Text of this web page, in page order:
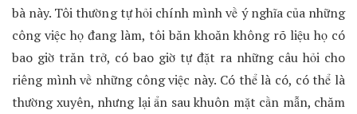
bà này. Tôi thường tự hỏi chính mình về ý nghĩa của những
công việc họ đang làm, tôi băn khoăn không rõ liệu họ có
bao giờ trăn trở, có bao giờ tự đặt ra những câu hỏi cho
riêng mình về những công việc này. Có thể là có, có thể là
thường xuyên, nhưng lại ẩn sau khuôn mặt cần mẫn, chăm